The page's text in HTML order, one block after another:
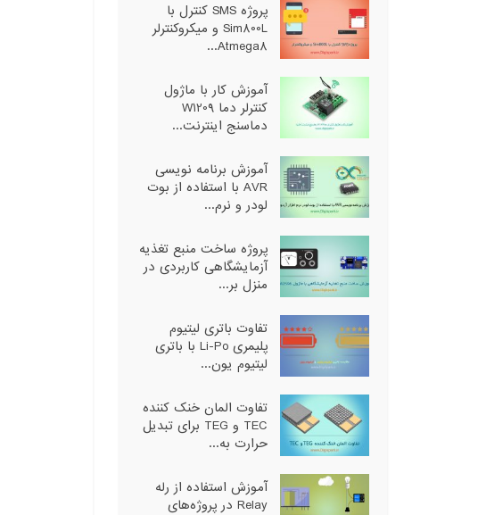
پروژه SMS کنترل با
Sim800L و میکروکنترلر
Atmega8...
آموزش کار با ماژول
کنترلر دما W1209
دماسنج اینترنت...
آموزش برنامه نویسی
AVR با استفاده از بوت
لودر و نرم...
پروژه ساخت منبع تغذیه
آزمایشگاهی کاربردی در
منزل بر...
تفاوت باتری لیتیوم
پلیمری Li-Po با باتری
لیتیوم یون...
تفاوت المان خنک کننده
TEC و TEG برای تبدیل
حرارت به...
آموزش استفاده از رله
Relay در پروژه‌های